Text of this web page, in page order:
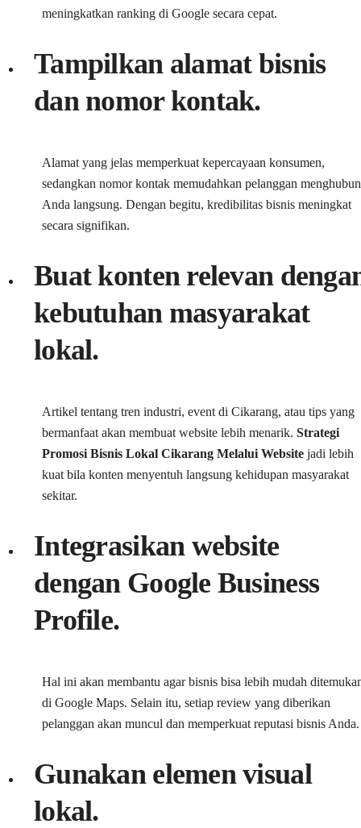
meningkatkan ranking di Google secara cepat.
Tampilkan alamat bisnis
dan nomor kontak.
Alamat yang jelas memperkuat kepercayaan konsumen,
sedangkan nomor kontak memudahkan pelanggan
Anda langsung. Dengan begitu, kredibilitas bisnis meningkat
secara signifikan.
Buat konten relevan
kebutuhan masyarakat
lokal.
Artikel tentang tren industri, event di Cikarang, atau tips yang
bermanfaat akan membuat website lebih menarik. Strategi
Promosi Bisnis Lokal Cikarang Melalui Website jadi lebih
kuat bila konten menyentuh langsung kehidupan masyarakat
sekitar.
Integrasikan website
dengan Google Business
Profile.
Hal ini akan membantu agar bisnis bisa lebih mudah
di Google Maps. Selain itu, setiap review yang diberikan
pelanggan akan muncul dan memperkuat reputasi bisnis Anda.
Gunakan elemen visual
lokal.